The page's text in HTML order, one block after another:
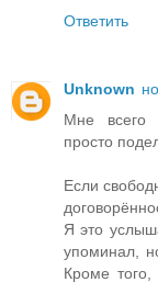
Ответить
Unknown
Мне всего
просто
Если
Я это
упоминал,
Кроме